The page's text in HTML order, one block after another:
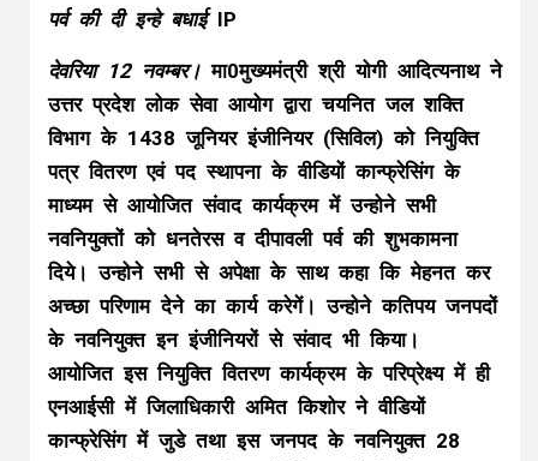
पर्व की दी इन्हे बधाई IP
देवरिया 12 नवम्बर। मा0मुख्यमंत्री श्री योगी आदित्यनाथ ने
उत्तर प्रदेश लोक सेवा आयोग द्वारा चयनित जल शक्ति
विभाग के 1438 जूनियर इंजीनियर (सिविल) को नियुक्ति
पत्र वितरण एवं पद स्थापना के वीडियों कान्फ्रेसिंग के
माध्यम से आयोजित संवाद कार्यक्रम में उन्होने सभी
नवनियुक्तों को धनतेरस व दीपावली पर्व की शुभकामना
दिये। उन्होने सभी से अपेक्षा के साथ कहा कि मेहनत कर
अच्छा परिणाम देने का कार्य करेगें। उन्होने कतिपय जनपदों
के नवनियुक्त इन इंजीनियरों से संवाद भी किया।
आयोजित इस नियुक्ति वितरण कार्यक्रम के परिप्रेक्ष्य में ही
एनआईसी में जिलाधिकारी अमित किशोर ने वीडियों
कान्फ्रेसिंग में जुडे तथा इस जनपद के नवनियुक्त 28